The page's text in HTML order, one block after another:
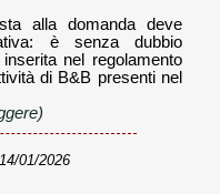
alla domanda deve
è senza dubbio
nel regolamento
di B&B presenti nel
01/2026